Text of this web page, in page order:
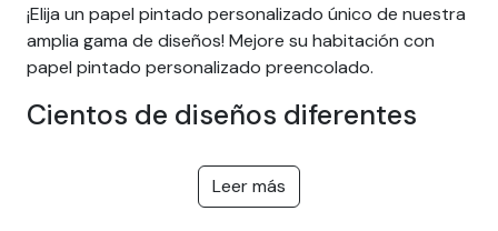
¡Elija un papel pintado personalizado único de nuestra
amplia gama de diseños! Mejore su habitación con
papel pintado personalizado preencolado.
Cientos de diseños diferentes
adhesivos fáciles de instalar con temas como selva
tropical, naturaleza, fantasía, niños, textura, paisaje... ¡y
Leer más